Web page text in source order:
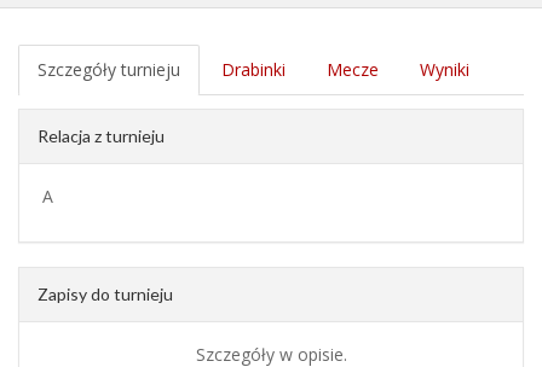
Szczegóły turnieju Drabinki Mecze Wyniki
Relacja z turnieju
A
Zapisy do turnieju
Szczegóły w opisie.